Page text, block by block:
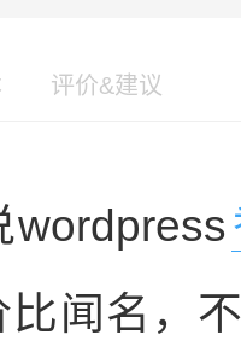
评价&建议
比闻名，